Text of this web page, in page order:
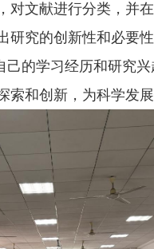
文献进行分类，并
究的创新性和必要性
的学习经历和研究
和创新，为科学发展